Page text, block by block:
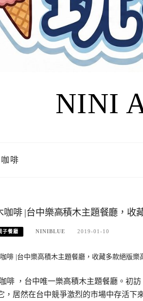
NINI
啡
咖啡 |台中樂高積木主題餐廳，收
子餐廳 NINIBLUE 2019-01-10
啡 ，台中唯一樂高積木主題餐廳。初
，居然在台中競爭激烈的市場中存活下